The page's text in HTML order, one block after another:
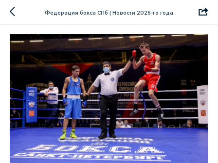
Федерация бокса СПб | Новости 2026-го года